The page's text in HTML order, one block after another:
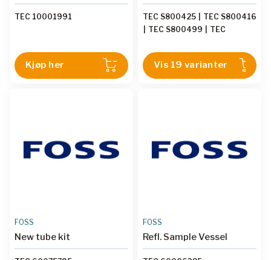
TEC 10001991
Kjøp her
TEC S800425
TEC S800416
TEC S800499
TEC
TEC S800426|TEC S800412
TEC S800421 |TEC
S800420|TEC S800414|
TEC S800423|TEC
S800419
Vis 19 varianter
FOSS
New tube kit
FOSS
Refl. Sample Vessel